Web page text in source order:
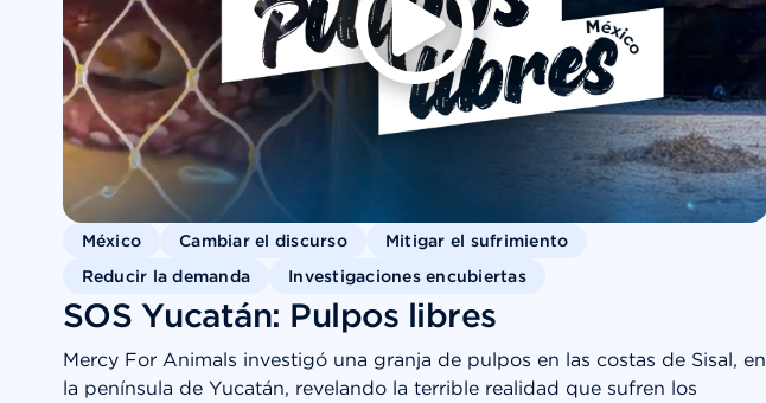
México Cambiar el discurso
Mitigar el sufrimiento
Reducir la demanda
Investigaciones encubiertas
SOS Yucatán: Pulpos libres
Mercy For Animals investigó una granja de pulpos en las costas de Sisal, en
la península de Yucatán, revelando la terrible realidad que sufren los